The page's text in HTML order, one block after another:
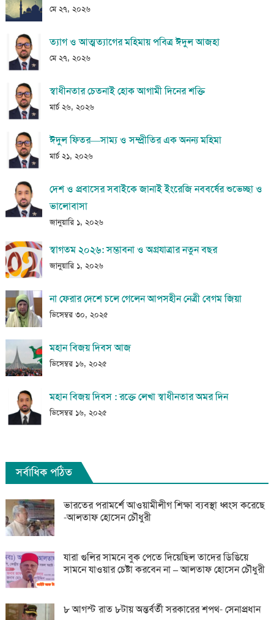
মে ২৭, ২০২৬
ত্যাগ ও আত্মত্যাগের মহিমায় পবিত্র ঈদুল আজহা
মে ২৭, ২০২৬
স্বাধীনতার চেতনাই হোক আগামী দিনের শক্তি
মার্চ ২৬, ২০২৬
ঈদুল ফিতর—সাম্য ও সম্প্রীতির এক অনন্য মহিমা
মার্চ ২১, ২০২৬
দেশ ও প্রবাসের সবাইকে জানাই ইংরেজি নববর্ষের শুভেচ্ছা ও
ভালোবাসা
জানুয়ারি ১, ২০২৬
স্বাগতম ২০২৬: সম্ভাবনা ও অগ্রযাত্রার নতুন বছর
জানুয়ারি ১, ২০২৬
না ফেরার দেশে চলে গেলেন আপসহীন নেত্রী বেগম জিয়া
ডিসেম্বর ৩০, ২০২৫
মহান বিজয় দিবস আজ
ডিসেম্বর ১৬, ২০২৫
মহান বিজয় দিবস : রক্তে লেখা স্বাধীনতার অমর দিন
ডিসেম্বর ১৬, ২০২৫
সর্বাধিক পঠিত
ভারতের পরামর্শে আওয়ামীলীগ শিক্ষা ব্যবস্থা ধ্বংস করেছে
-আলতাফ হোসেন চৌধুরী
যারা গুলির সামনে বুক পেতে দিয়েছিল তাদের ডিঙিয়ে
সামনে যাওয়ার চেষ্টা করবেন না – আলতাফ হোসেন চৌধুরী
৮ আগস্ট রাত ৮টায় অন্তর্বর্তী সরকারের শপথ- সেনাপ্রধান